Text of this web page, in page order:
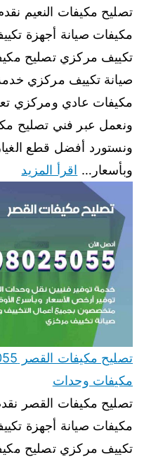
مكيفات صيانة أجهزة
تكييف مركزي تصليح
صيانة تكييف مركزي
مكيفات عادي ومركزي
ونعمل عبر فني تصليح
ونستورد أفضل قطع
وبأسعار… اقرأ المزيد
مكيفات وحدات
مكيفات صيانة أجهزة
تكييف مركزي تصليح